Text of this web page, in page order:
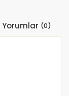
Yorumlar (0)